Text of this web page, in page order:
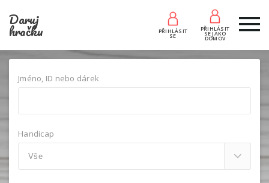
Daruj
hračku PŘIHLÁSIT
SE
PŘIHLÁSIT
SE JAKO
DOMOV
Jméno, ID nebo dárek
Handicap